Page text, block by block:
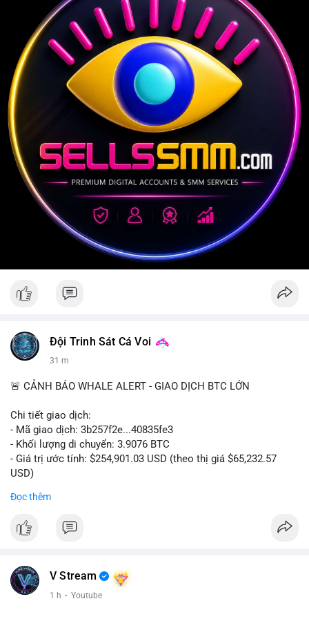
Đội Trinh Sát Cá Voi
31 m
🚨 CẢNH BÁO WHALE ALERT - GIAO DỊCH BTC LỚN
Chi tiết giao dịch:
- Mã giao dịch: 3b257f2e...40835fe3
- Khối lượng di chuyển: 3.9076 BTC
- Giá trị ước tính: $254,901.03 USD (theo thị giá $65,232.57
USD)
255 nghìn USD) được chuyển trong một giao dịch duy nhất cho
chuyển một phần nhỏ trong tổng thể nắm giữ (thường là ví lớn
hàng trăm BTC) phản ánh hành vi thăm dò thanh khoản hoặc
Đọc thêm
V Stream
1 h · Youtube